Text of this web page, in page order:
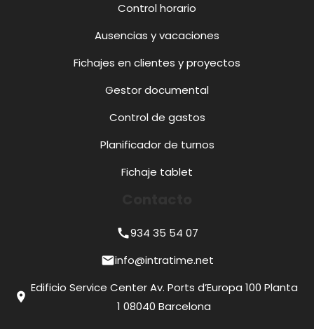
Control horario
Ausencias y vacaciones
Fichajes en clientes y proyectos
Gestor documental
Control de gastos
Planificador de turnos
Fichaje tablet
call934 35 54 07
mailinfo@intratime.net
location_on
Edificio Service Center Av. Ports d’Europa 100 Planta
1 08040 Barcelona